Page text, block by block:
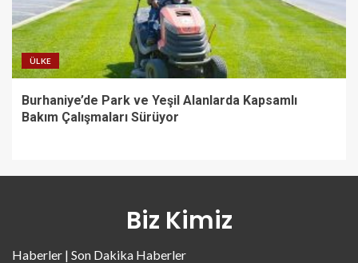
ÜLKE
Burhaniye’de Park ve Yeşil Alanlarda Kapsamlı
Bakım Çalışmaları Sürüyor
Biz Kimiz
Haberler | Son Dakika Haberler